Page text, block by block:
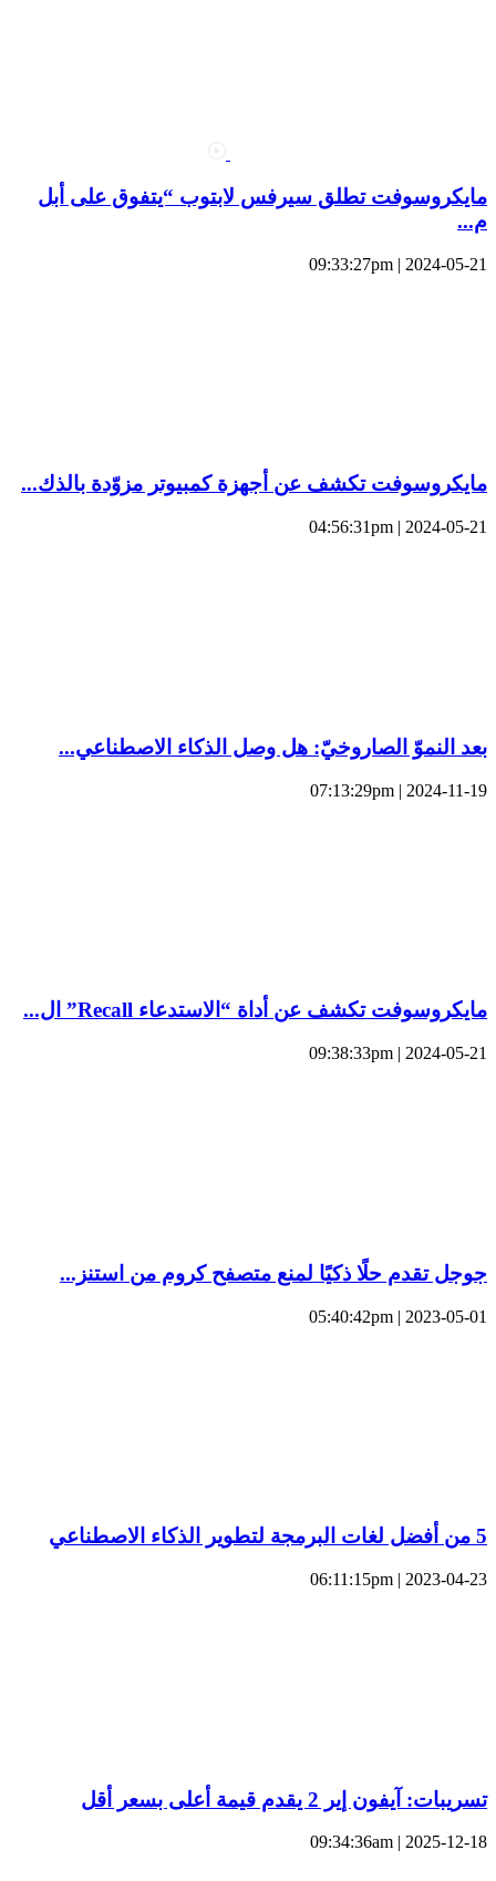
مايكروسوفت تطلق سيرفس لابتوب “يتفوق على أبل
م...
2024-05-21 | 09:33:27pm
مايكروسوفت تكشف عن أجهزة كمبيوتر مزوّدة بالذك...
2024-05-21 | 04:56:31pm
بعد النموّ الصاروخيّ: هل وصل الذكاء الاصطناعي...
2024-11-19 | 07:13:29pm
مايكروسوفت تكشف عن أداة “الاستدعاء Recall” ال...
2024-05-21 | 09:38:33pm
جوجل تقدم حلًا ذكيًا لمنع متصفح كروم من استنز...
2023-05-01 | 05:40:42pm
5 من أفضل لغات البرمجة لتطوير الذكاء الاصطناعي
2023-04-23 | 06:11:15pm
تسريبات: آيفون إير 2 يقدم قيمة أعلى بسعر أقل
2025-12-18 | 09:34:36am